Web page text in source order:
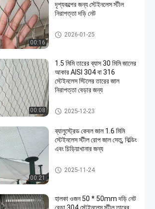
00:16
দৃশ্যকল্পের জন্য স্টেইনলেস স্টীল
নিরাপত্তা দড়ি নেট
ইস্পাত তারের জাল
2026-01-25
00:08
1.5 মিমি তারের ব্যাস 30 মিমি জালের
আকার AISI 304 বা 316
স্টেইনলেস স্টিলের তারের জাল
নিরাপত্তা বেড়ার জন্য
স্টেইনলেস স্টীল তারের জাল
2025-12-23
00:21
ব্যালুস্ট্রেড কেবল জাল 1.6 মিমি
স্টেইনলেস স্টীল রোপ জাল সেতু, বিল্ডিং
এবং চিড়িয়াখানার জন্য
ব্যালুস্ট্র্যাড ক্যাবল জাল
2025-11-24
হালকা ওজন 50 * 50mm দড়ি নেট